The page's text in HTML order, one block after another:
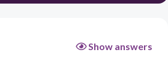
Show answers